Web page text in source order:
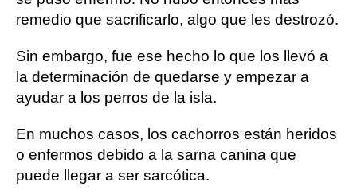
remedio que sacrificarlo, algo que les destrozó.
Sin embargo, fue ese hecho lo que los llevó a
la determinación de quedarse y empezar a
ayudar a los perros de la isla.
En muchos casos, los cachorros están heridos
o enfermos debido a la sarna canina que
puede llegar a ser sarcótica.